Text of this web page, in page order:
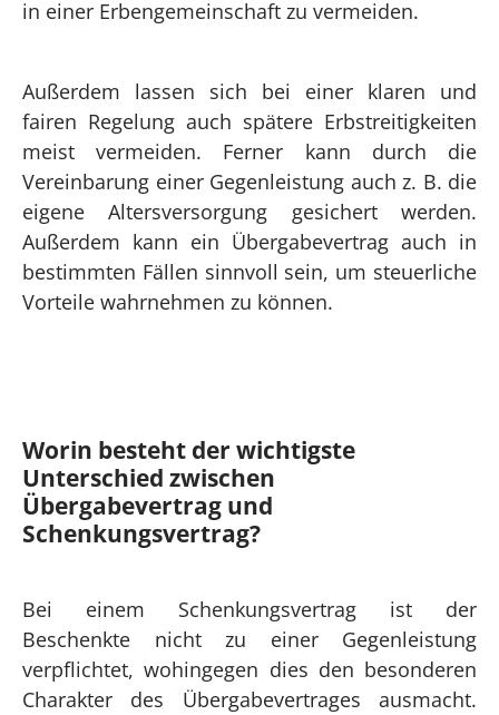
in einer Erbengemeinschaft zu vermeiden.
Außerdem lassen sich bei einer klaren und
fairen Regelung auch spätere Erbstreitigkeiten
meist vermeiden. Ferner kann durch die
Vereinbarung einer Gegenleistung auch z. B. die
eigene Altersversorgung gesichert werden.
Außerdem kann ein Übergabevertrag auch in
bestimmten Fällen sinnvoll sein, um steuerliche
Vorteile wahrnehmen zu können.
Worin besteht der wichtigste
Unterschied zwischen
Übergabevertrag und
Schenkungsvertrag?
Bei einem Schenkungsvertrag ist der
Beschenkte nicht zu einer Gegenleistung
verpflichtet, wohingegen dies den besonderen
Charakter des Übergabevertrages ausmacht.